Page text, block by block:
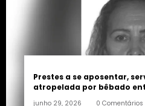
Prestes a se aposentar,
atropelada por bêbado
junho 29, 2026 0 Comentários